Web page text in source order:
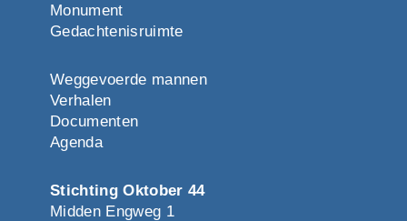
Monument
Gedachtenisruimte
Weggevoerde mannen
Verhalen
Documenten
Agenda
Stichting Oktober 44
Midden Engweg 1